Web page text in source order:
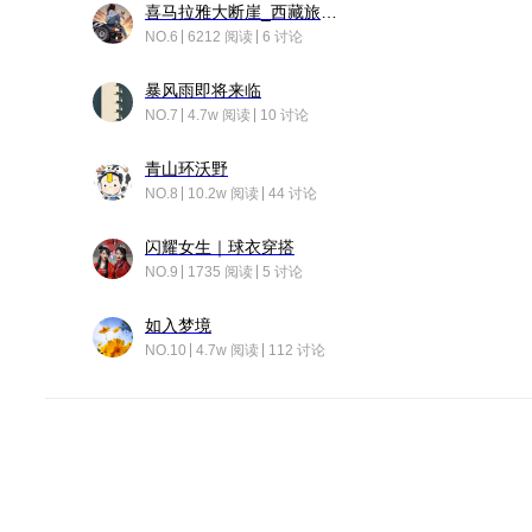
NO.6 6212 阅读 6 讨论
暴风雨即将来临
NO.7 4.7w 阅读 10 讨论
青山环沃野
NO.8 10.2w 阅读 44 讨论
闪耀女生｜球衣穿搭
NO.9 1735 阅读 5 讨论
如入梦境
NO.10 4.7w 阅读 112 讨论